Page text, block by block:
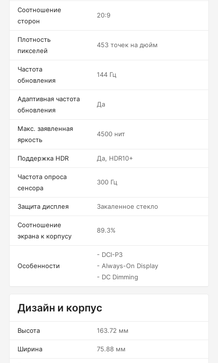
Соотношение
сторон
20:9
Плотность
пикселей
453 точек на дюйм
Частота
обновления
144 Гц
Адаптивная частота
обновления
Да
Макс. заявленная
яркость
4500 нит
Поддержка HDR Да, HDR10+
Частота опроса
сенсора
300 Гц
Защита дисплея Закаленное стекло
Соотношение
экрана к корпусу
89.3%
Особенности
- DCI-P3
- Always-On Display
- DC Dimming
Дизайн и корпус
Высота 163.72 мм
Ширина 75.88 мм